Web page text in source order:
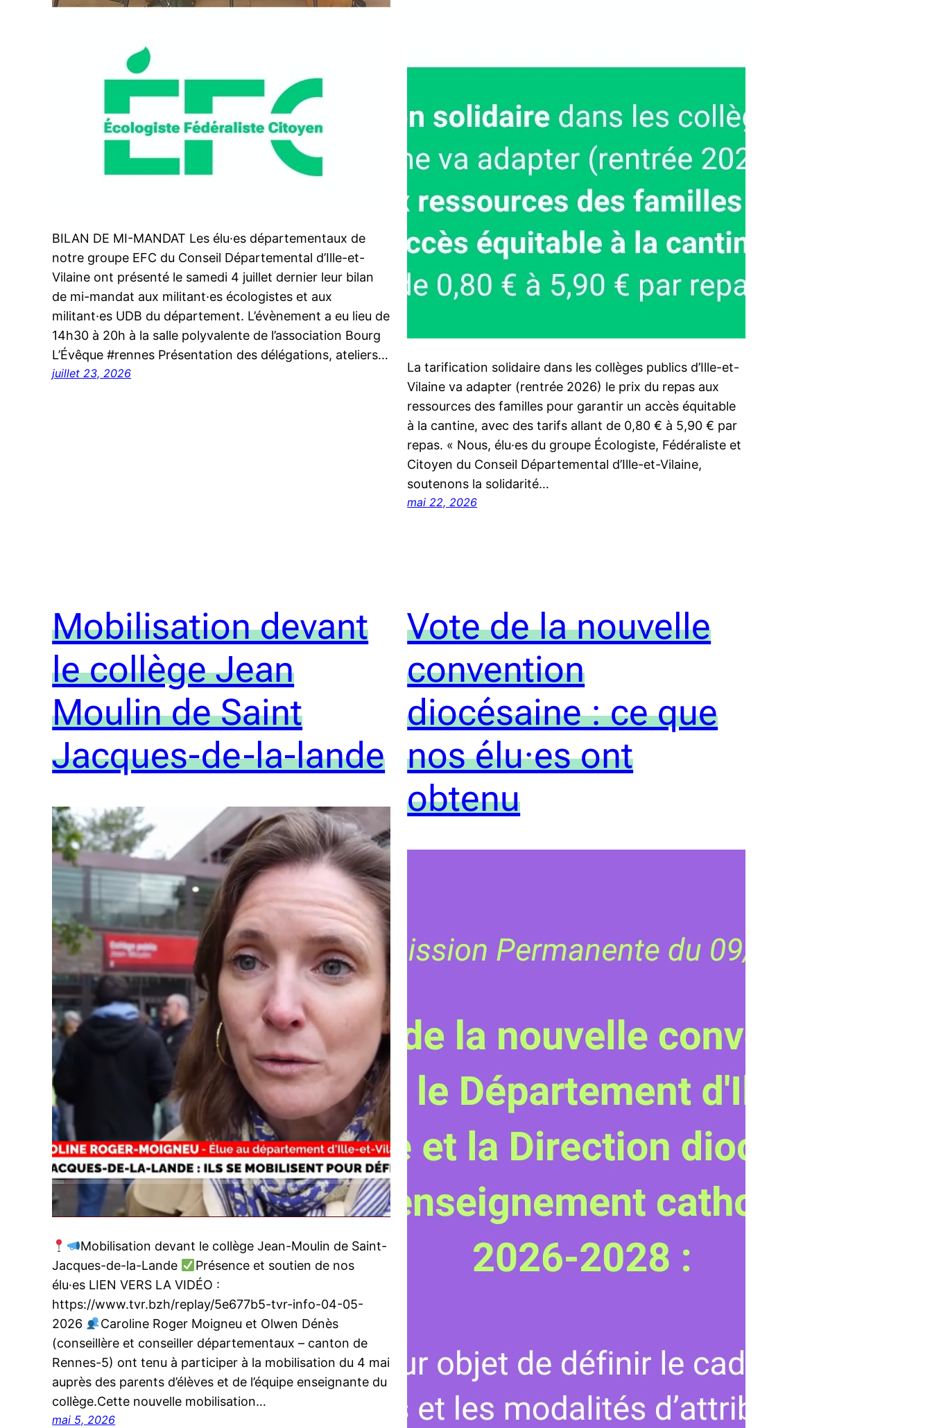
BILAN DE MI-MANDAT Les élu·es départementaux de
notre groupe EFC du Conseil Départemental d’Ille-et-
Vilaine ont présenté le samedi 4 juillet dernier leur bilan
de mi-mandat aux militant·es écologistes et aux
militant·es UDB du département. L’évènement a eu lieu de
14h30 à 20h à la salle polyvalente de l’association Bourg
L’Évêque #rennes Présentation des délégations, ateliers…
juillet 23, 2026
La tarification solidaire dans les collèges publics d’Ille-et-
Vilaine va adapter (rentrée 2026) le prix du repas aux
ressources des familles pour garantir un accès équitable
à la cantine, avec des tarifs allant de 0,80 € à 5,90 € par
repas. « Nous, élu·es du groupe Écologiste, Fédéraliste et
Citoyen du Conseil Départemental d’Ille-et-Vilaine,
soutenons la solidarité…
mai 22, 2026
Mobilisation devant
le collège Jean
Moulin de Saint
Jacques-de-la-lande
Mobilisation devant le collège Jean-Moulin de Saint-
Jacques-de-la-Lande
Présence et soutien de nos
élu·es LIEN VERS LA VIDÉO :
https://www.tvr.bzh/replay/5e677b5-tvr-info-04-05-
2026
Caroline Roger Moigneu et Olwen Dénès
(conseillère et conseiller départementaux – canton de
Rennes-5) ont tenu à participer à la mobilisation du 4 mai
auprès des parents d’élèves et de l’équipe enseignante du
collège.Cette nouvelle mobilisation…
mai 5, 2026
Vote de la nouvelle
convention
diocésaine : ce que
nos élu·es ont
obtenu